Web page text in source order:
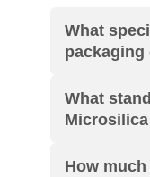
What
packaging
What
How